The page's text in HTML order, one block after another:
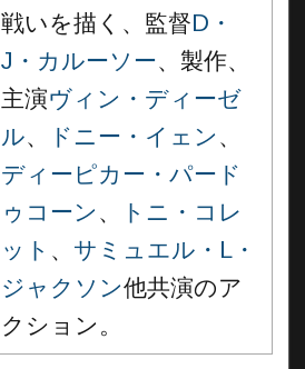
戦いを描く、監督D・
J・カルーソー、製作、
主演ヴィン・ディーゼ
ル、 ドニー・イェン 、
ディーピカー・パード
ゥコーン 、
トニ・コレ
ット 、 サミュエル・L・
ジャクソン他共演のア
クション。